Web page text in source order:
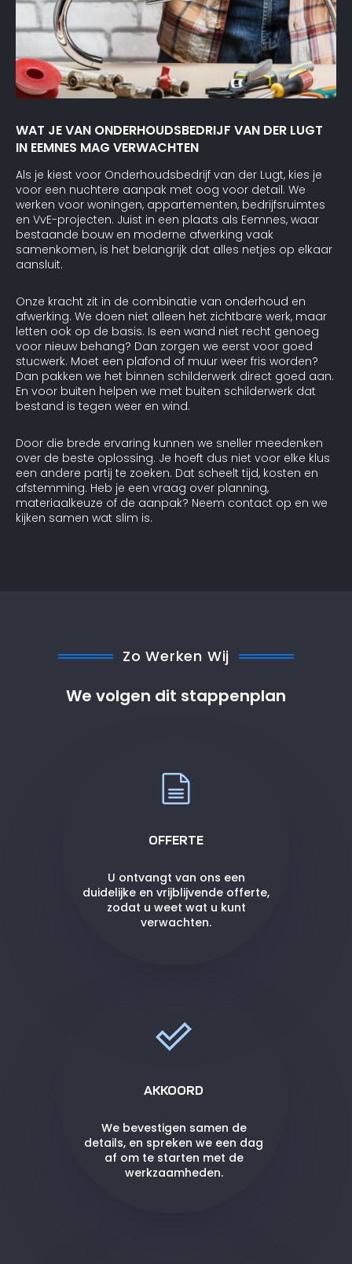
WAT JE VAN ONDERHOUDSBEDRIJF VAN DER LUGT
IN EEMNES MAG VERWACHTEN
Als je kiest voor Onderhoudsbedrijf van der Lugt, kies je
voor een nuchtere aanpak met oog voor detail. We
werken voor woningen, appartementen, bedrijfsruimtes
en VvE-projecten. Juist in een plaats als Eemnes, waar
bestaande bouw en moderne afwerking vaak
samenkomen, is het belangrijk dat alles netjes op elkaar
aansluit.
Onze kracht zit in de combinatie van onderhoud en
afwerking. We doen niet alleen het zichtbare werk, maar
letten ook op de basis. Is een wand niet recht genoeg
voor nieuw behang? Dan zorgen we eerst voor goed
stucwerk. Moet een plafond of muur weer fris worden?
Dan pakken we het binnen schilderwerk direct goed aan.
En voor buiten helpen we met buiten schilderwerk dat
bestand is tegen weer en wind.
Door die brede ervaring kunnen we sneller meedenken
over de beste oplossing. Je hoeft dus niet voor elke klus
een andere partij te zoeken. Dat scheelt tijd, kosten en
afstemming. Heb je een vraag over planning,
materiaalkeuze of de aanpak? Neem contact op en we
kijken samen wat slim is.
Zo Werken Wij
We volgen dit stappenplan
OFFERTE
U ontvangt van ons een
duidelijke en vrijblijvende offerte,
zodat u weet wat u kunt
verwachten.
AKKOORD
We bevestigen samen de
details, en spreken we een dag
af om te starten met de
werkzaamheden.